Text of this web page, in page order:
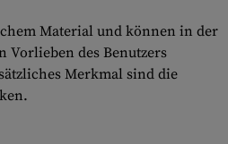
Material und können in der
Vorlieben des Benutzers
Merkmal sind die